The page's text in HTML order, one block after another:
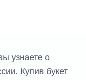
узнаете о
Купив букет